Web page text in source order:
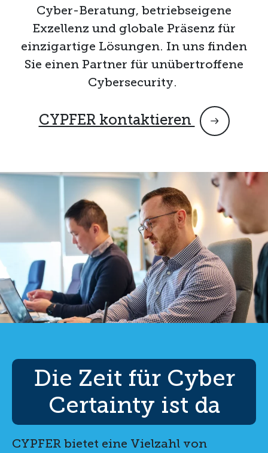
Cyber-Beratung, betriebseigene
Exzellenz und globale Präsenz für
einzigartige Lösungen. In uns finden
Sie einen Partner für unübertroffene
Cybersecurity.
CYPFER kontaktieren
Die Zeit für Cyber
Certainty ist da
CYPFER bietet eine Vielzahl von